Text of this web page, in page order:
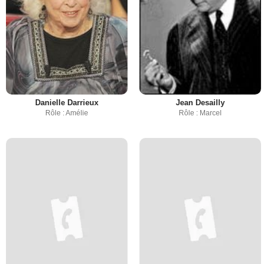
Danielle Darrieux
Rôle : Amélie
Jean Desailly
Rôle : Marcel